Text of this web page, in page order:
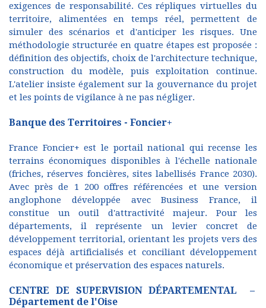
exigences de responsabilité. Ces répliques virtuelles du
territoire, alimentées en temps réel, permettent de
simuler des scénarios et d'anticiper les risques. Une
méthodologie structurée en quatre étapes est proposée :
définition des objectifs, choix de l'architecture technique,
construction du modèle, puis exploitation continue.
L'atelier insiste également sur la gouvernance du projet
et les points de vigilance à ne pas négliger.
Banque des Territoires - Foncier+
France Foncier+ est le portail national qui recense les
terrains économiques disponibles à l'échelle nationale
(friches, réserves foncières, sites labellisés France 2030).
Avec près de 1 200 offres référencées et une version
anglophone développée avec Business France, il
constitue un outil d'attractivité majeur. Pour les
départements, il représente un levier concret de
développement territorial, orientant les projets vers des
espaces déjà artificialisés et conciliant développement
économique et préservation des espaces naturels.
CENTRE DE SUPERVISION DÉPARTEMENTAL –
Département de l'Oise